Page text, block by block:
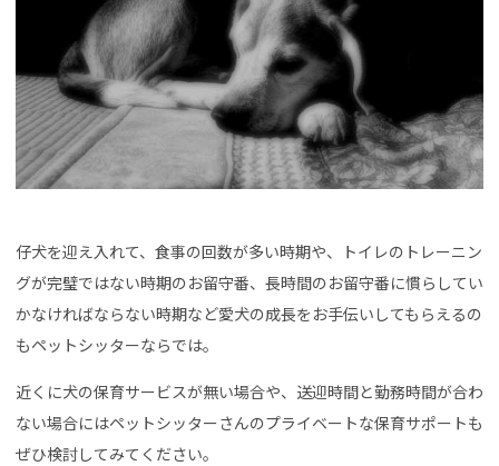
仔犬を迎え入れて、食事の回数が多い時期や、トイレのトレーニン
グが完璧ではない時期のお留守番、長時間のお留守番に慣らしてい
かなければならない時期など愛犬の成長をお手伝いしてもらえるの
もペットシッターならでは。
近くに犬の保育サービスが無い場合や、送迎時間と勤務時間が合わ
ない場合にはペットシッターさんのプライベートな保育サポートも
ぜひ検討してみてください。